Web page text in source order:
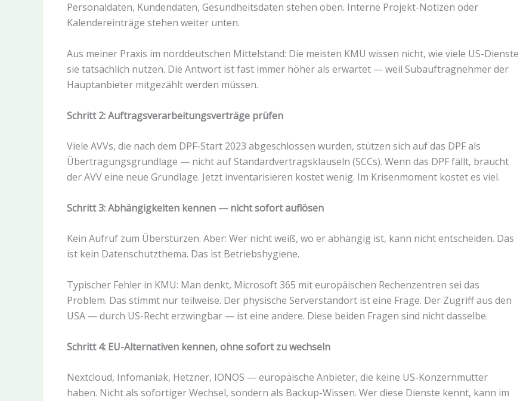
Personaldaten, Kundendaten, Gesundheitsdaten stehen oben. Interne Projekt-Notizen oder
Kalendereinträge stehen weiter unten.
Aus meiner Praxis im norddeutschen Mittelstand: Die meisten KMU wissen nicht, wie viele US-Dienste
sie tatsächlich nutzen. Die Antwort ist fast immer höher als erwartet — weil Subauftragnehmer der
Hauptanbieter mitgezählt werden müssen.
Schritt 2: Auftragsverarbeitungsverträge prüfen
Viele AVVs, die nach dem DPF-Start 2023 abgeschlossen wurden, stützen sich auf das DPF als
Übertragungsgrundlage — nicht auf Standardvertragsklauseln (SCCs). Wenn das DPF fällt, braucht
der AVV eine neue Grundlage. Jetzt inventarisieren kostet wenig. Im Krisenmoment kostet es viel.
Schritt 3: Abhängigkeiten kennen — nicht sofort auflösen
Kein Aufruf zum Überstürzen. Aber: Wer nicht weiß, wo er abhängig ist, kann nicht entscheiden. Das
ist kein Datenschutzthema. Das ist Betriebshygiene.
Typischer Fehler in KMU: Man denkt, Microsoft 365 mit europäischen Rechenzentren sei das
Problem. Das stimmt nur teilweise. Der physische Serverstandort ist eine Frage. Der Zugriff aus den
USA — durch US-Recht erzwingbar — ist eine andere. Diese beiden Fragen sind nicht dasselbe.
Schritt 4: EU-Alternativen kennen, ohne sofort zu wechseln
Nextcloud, Infomaniak, Hetzner, IONOS — europäische Anbieter, die keine US-Konzernmutter
haben. Nicht als sofortiger Wechsel, sondern als Backup-Wissen. Wer diese Dienste kennt, kann im